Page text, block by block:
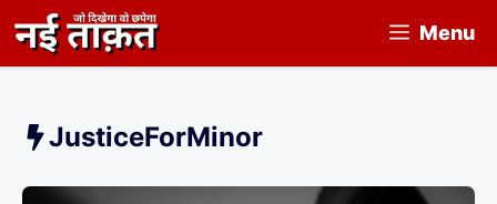
to
content
Menu
JusticeForMinor